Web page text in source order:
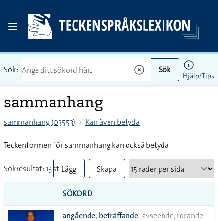
Sök: Sök
Hjälp/Tips
sammanhang
sammanhang (03553) Kan även betyda
Teckenformen för sammanhang kan också betyda
Sökresultat: 13 st Lägg
till
alla i
Skapa
SÖKORD
angående, beträffande avseende, rörande